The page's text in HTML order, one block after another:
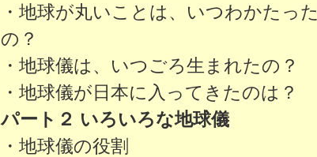
・地球が丸いことは、いつわかたった
の？
・地球儀は、いつごろ生まれたの？
・地球儀が日本に入ってきたのは？
パート２ いろいろな地球儀
・地球儀の役割